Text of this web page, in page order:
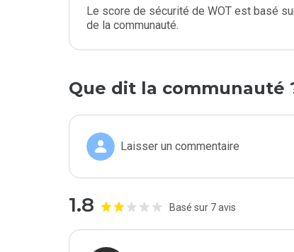
Le score de sécurité de WOT est basé
de la communauté.
Que dit la communauté
Laisser un commentaire
1.8 Basé sur 7 avis